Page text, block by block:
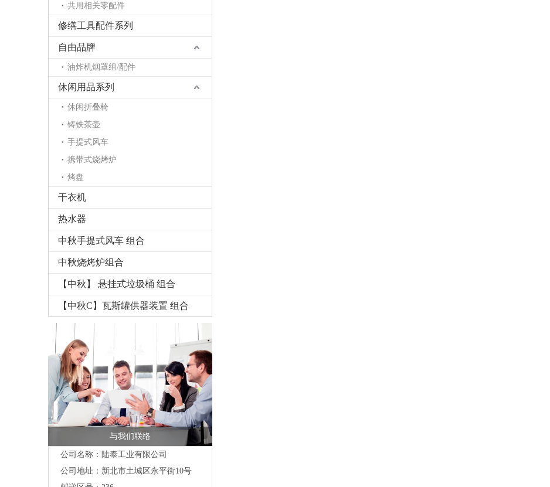
共用相关零配件
修缮工具配件系列
自由品牌
油炸机烟罩组/配件
休闲用品系列
休闲折叠椅
铸铁茶壶
手提式风车
携带式烧烤炉
烤盘
干衣机
热水器
中秋手提式风车 组合
中秋烧烤炉组合
【中秋】 悬挂式垃圾桶 组合
【中秋C】瓦斯罐供器装置 组合
与我们联络
公司名称：陆泰工业有限公司
公司地址： 新北市土城区永平街10号